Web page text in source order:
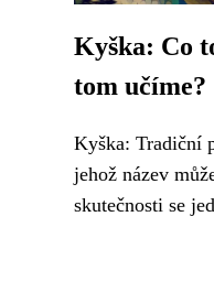
Kyška: Co
tom učíme?
Kyška: Tradiční
jehož název
skutečnosti se